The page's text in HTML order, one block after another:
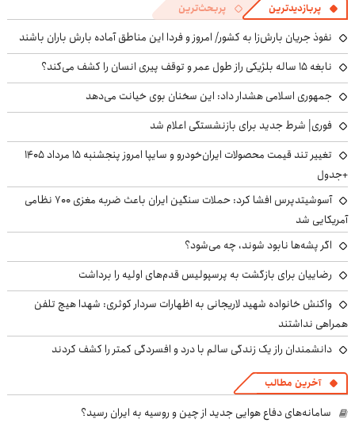
پربازدیدترین پربحث‌ترین
نفوذ جریان بارش‌زا به کشور/ امروز و فردا این مناطق آماده بارش باران باشند
نابغه ۱۵ ساله بلژیکی راز طول عمر و توقف پیری انسان را کشف می‌کند؟
جمهوری اسلامی هشدار داد: این سخنان بوی خیانت می‌دهد
فوری| شرط جدید برای بازنشستگی اعلام شد
تغییر تند قیمت محصولات ایران‌خودرو و سایپا امروز پنجشنبه ۱۵ مرداد ۱۴۰۵
+جدول
آسوشیتدپرس افشا کرد: حملات سنگین ایران باعث ضربه مغزی ۷۰۰ نظامی
آمریکایی شد
اگر پشه‌ها نابود شوند، چه می‌شود؟
رضاییان برای بازگشت به پرسپولیس قدم‌های اولیه را برداشت
واکنش خانواده شهید لاریجانی به اظهارات سردار کوثری: شهدا هیچ تلفن
همراهی نداشتند
دانشمندان راز یک زندگی سالم با درد و افسردگی کمتر را کشف کردند
آخرین مطالب
سامانه‌های دفاع هوایی جدید از چین و روسیه به ایران رسید؟